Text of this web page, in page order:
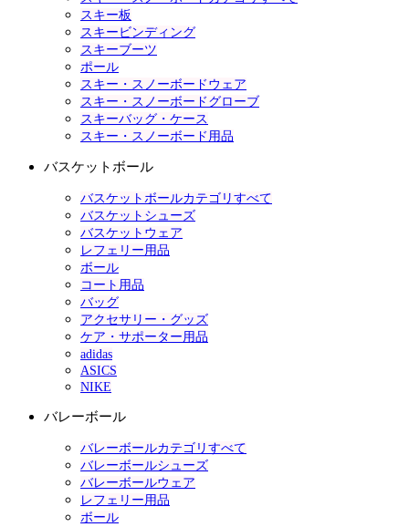
スキー板
スキービンディング
スキーブーツ
ポール
スキー・スノーボードウェア
スキー・スノーボードグローブ
スキーバッグ・ケース
スキー・スノーボード用品
バスケットボール
バスケットボールカテゴリすべて
バスケットシューズ
バスケットウェア
レフェリー用品
ボール
コート用品
バッグ
アクセサリー・グッズ
ケア・サポーター用品
adidas
ASICS
NIKE
バレーボール
バレーボールカテゴリすべて
バレーボールシューズ
バレーボールウェア
レフェリー用品
ボール